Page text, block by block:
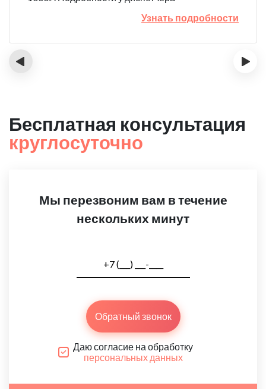
Узнать подробности
‹ ›
Бесплатная консультация
круглосуточно
Мы перезвоним вам в течение
нескольких минут
Обратный звонок
Даю согласие на обработку
персональных данных